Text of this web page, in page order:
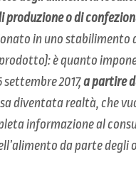
produzione o di
in uno stabilimento
è quanto
settembre 2017,a partire
diventata realtà, che
informazione al
da parte degli